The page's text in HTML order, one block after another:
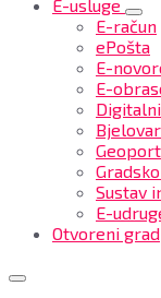
E-usluge
E-račun
ePošta
E-
E-
Sustav
E-
Otvoreni grad